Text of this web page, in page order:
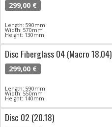
299,00 €
Length: 590mm
Width: 570mm
Height: 130mm
Disc Fiberglass 04 (Macro 18.04)
299,00 €
Length: 590mm
Width: 550mm
Height: 140mm
Disc 02 (20.18)